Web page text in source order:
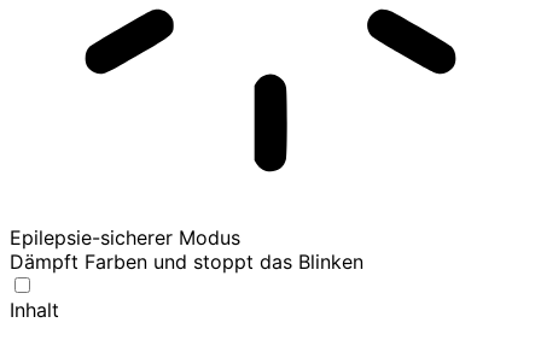
Epilepsie-sicherer Modus
Dämpft Farben und stoppt das Blinken
Inhalt